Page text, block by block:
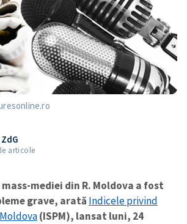
articole
mediei din R. Moldova a fost
grave, arată Indicele privind
(ISPM), lansat luni, 24